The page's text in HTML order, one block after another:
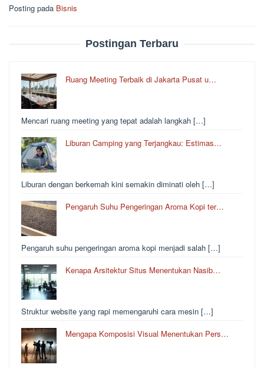
Posting pada Bisnis
Postingan Terbaru
Ruang Meeting Terbaik di Jakarta Pusat u…
Mencari ruang meeting yang tepat adalah langkah […]
Liburan Camping yang Terjangkau: Estimas…
Liburan dengan berkemah kini semakin diminati oleh […]
Pengaruh Suhu Pengeringan Aroma Kopi ter…
Pengaruh suhu pengeringan aroma kopi menjadi salah […]
Kenapa Arsitektur Situs Menentukan Nasib…
Struktur website yang rapi memengaruhi cara mesin […]
Mengapa Komposisi Visual Menentukan Pers…